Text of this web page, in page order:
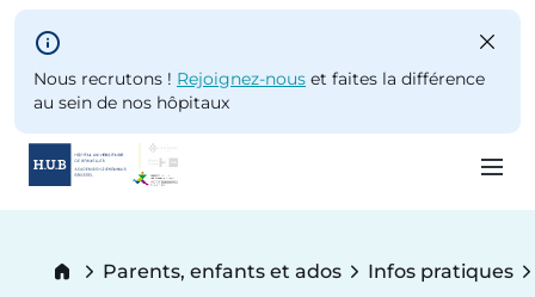
Skip to main content
Nous recrutons ! Rejoignez-nous et faites la différence
au sein de nos hôpitaux
Breadcrumb
Parents, enfants et ados Infos pratiques